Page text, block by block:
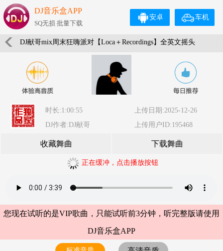
DJ音乐盒APP
SQ无损 批量下载
车机
安卓
DJ献哥mix周末狂嗨派对【Loca＋Recordings】全英文摇头
加快Techno
时长:1:00:55
上传日期:2025-12-26
DJ作者:DJ献哥
上传用户ID:195468
收藏舞曲 下载舞曲
正在缓冲，点击播放按钮
您现在试听的是VIP歌曲，只能试听前3分钟，听完整版请使用
DJ音乐盒APP